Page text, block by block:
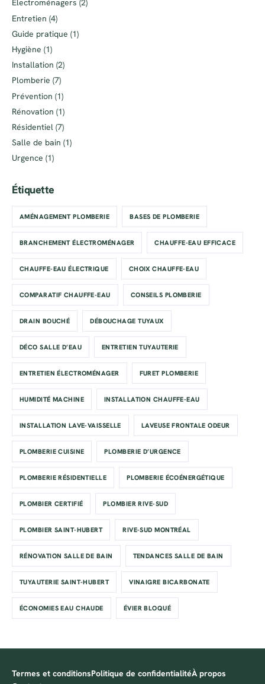
Électroménagers (2)
Entretien (4)
Guide pratique (1)
Hygiène (1)
Installation (2)
Plomberie (7)
Prévention (1)
Rénovation (1)
Résidentiel (7)
Salle de bain (1)
Urgence (1)
Étiquette
AMÉNAGEMENT PLOMBERIE BASES DE PLOMBERIE
BRANCHEMENT ÉLECTROMÉNAGER CHAUFFE-EAU EFFICACE
CHAUFFE-EAU ÉLECTRIQUE CHOIX CHAUFFE-EAU
COMPARATIF CHAUFFE-EAU CONSEILS PLOMBERIE
DRAIN BOUCHÉ DÉBOUCHAGE TUYAUX
DÉCO SALLE D’EAU ENTRETIEN TUYAUTERIE
ENTRETIEN ÉLECTROMÉNAGER FURET PLOMBERIE
HUMIDITÉ MACHINE INSTALLATION CHAUFFE-EAU
INSTALLATION LAVE-VAISSELLE LAVEUSE FRONTALE ODEUR
PLOMBERIE CUISINE PLOMBERIE D’URGENCE
PLOMBERIE RÉSIDENTIELLE PLOMBERIE ÉCOÉNERGÉTIQUE
PLOMBIER CERTIFIÉ PLOMBIER RIVE-SUD
PLOMBIER SAINT-HUBERT RIVE-SUD MONTRÉAL
RÉNOVATION SALLE DE BAIN TENDANCES SALLE DE BAIN
TUYAUTERIE SAINT-HUBERT VINAIGRE BICARBONATE
ÉCONOMIES EAU CHAUDE ÉVIER BLOQUÉ
Termes et conditionsPolitique de confidentialitéÀ propos